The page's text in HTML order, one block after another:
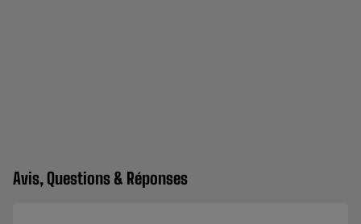
Avis, Questions & Réponses